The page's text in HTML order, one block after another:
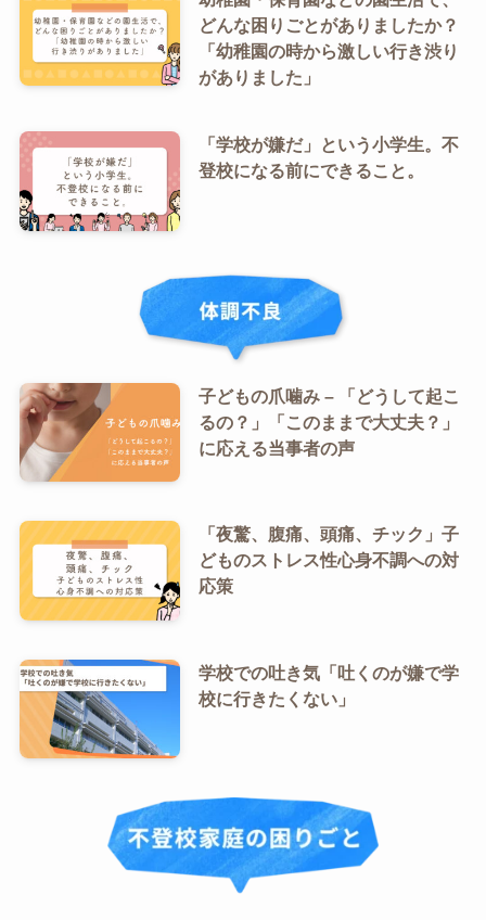
どんな困りごとがありましたか？
「幼稚園の時から激しい行き渋り
がありました」
「学校が嫌だ」という小学生。不
登校になる前にできること。
子どもの爪噛み – 「どうして起こ
るの？」「このままで大丈夫？」
に応える当事者の声
「夜驚、腹痛、頭痛、チック」子
どものストレス性心身不調への対
応策
学校での吐き気「吐くのが嫌で学
校に行きたくない」